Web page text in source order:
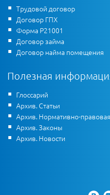
Трудовой договор
Договор ГПХ
Форма Р21001
Договор займа
Договор найма помещения
Полезная
Глоссарий
Архив. Статьи
Архив. Нормативно-
Архив. Законы
Архив. Новости